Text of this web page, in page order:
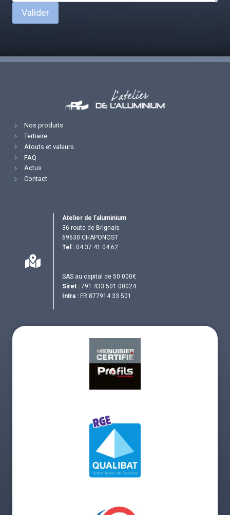
Valider
Nos produits
Tertiaire
Atouts et valeurs
FAQ
Actus
Contact
Atelier de l’aluminium
36 route de Brignais
69630 CHAPONOST
Tel : 04.37.41.04.62
SAS au capital de 50 000€
Siret : 791 433 501 00024
Intra : FR 877914 33 501